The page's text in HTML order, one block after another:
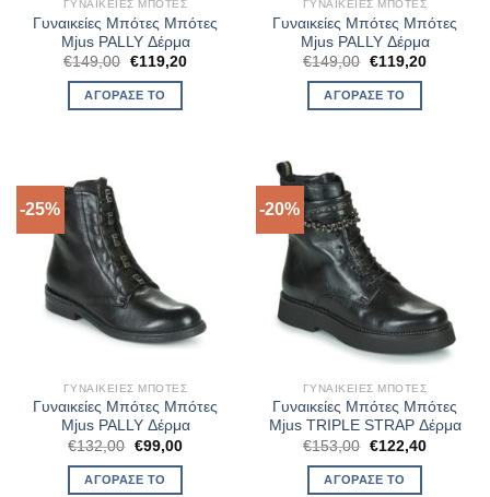
ΓΥΝΑΙΚΕΊΕΣ ΜΠΌΤΕΣ
Γυναικείες Μπότες Μπότες
Mjus PALLY Δέρμα
€149,00 Original
was:
€149,00.
€119,20Η
ΑΓΌΡΑΣΈ ΤΟ
ΓΥΝΑΙΚΕΊΕΣ ΜΠΌΤΕΣ
Γυναικείες Μπότες Μπότες
Mjus PALLY Δέρμα
€149,00 Original
was:
€149,00.
€119,20Η
ΑΓΌΡΑΣΈ ΤΟ
-25%
ΓΥΝΑΙΚΕΊΕΣ ΜΠΌΤΕΣ
Γυναικείες Μπότες Μπότες
Mjus PALLY Δέρμα
€132,00 Original
price
was:
€132,00.
€99,00Η
ΑΓΌΡΑΣΈ ΤΟ
-20%
ΓΥΝΑΙΚΕΊΕΣ ΜΠΌΤΕΣ
Γυναικείες Μπότες Μπότες
Mjus TRIPLE STRAP Δέρμα
€153,00 Original
was:
€153,00.
€122,40Η
ΑΓΌΡΑΣΈ ΤΟ